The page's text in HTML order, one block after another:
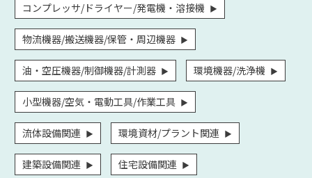
コンプレッサ/ドライヤー/発電機・溶接機
物流機器/搬送機器/保管・周辺機器
油・空圧機器/制御機器/計測器 環境機器/洗浄機
小型機器/空気・電動工具/作業工具
流体設備関連 環境資材/プラント関連
建築設備関連 住宅設備関連